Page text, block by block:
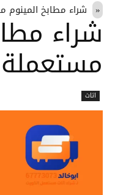
شراء مطابخ المينوم
شراء
مستعملة 67773073
اثاث